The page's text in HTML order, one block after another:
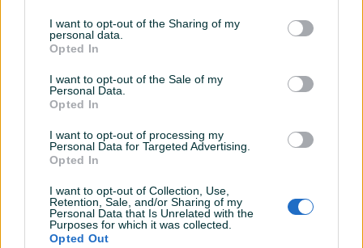
I want to opt-out of the Sharing of my
personal data.
Opted In
I want to opt-out of the Sale of my
Personal Data.
Opted In
I want to opt-out of processing my
Personal Data for Targeted Advertising.
Opted In
I want to opt-out of Collection, Use,
Retention, Sale, and/or Sharing of my
Personal Data that Is Unrelated with the
Purposes for which it was collected.
Opted Out
Veliko Blaško; vikendica sa
69.000 KM
prije 3 dana prije 3 dana